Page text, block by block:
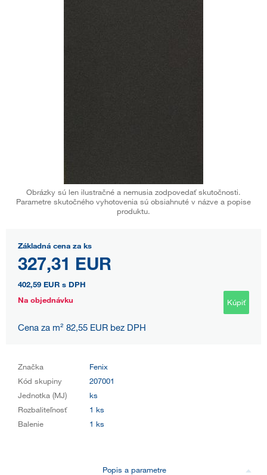
Obrázky sú len ilustračné a nemusia zodpovedať skutočnosti.
Parametre skutočného vyhotovenia sú obsiahnuté v názve a popise
produktu.
Základná cena za ks
327,31 EUR
402,59 EUR s DPH
Na objednávku
Kúpiť
Cena za m² 82,55 EUR bez DPH
Značka
Fenix
Kód skupiny
207001
Jednotka (MJ)
ks
Rozbaliteľnosť
1 ks
Balenie
1 ks
Popis a parametre